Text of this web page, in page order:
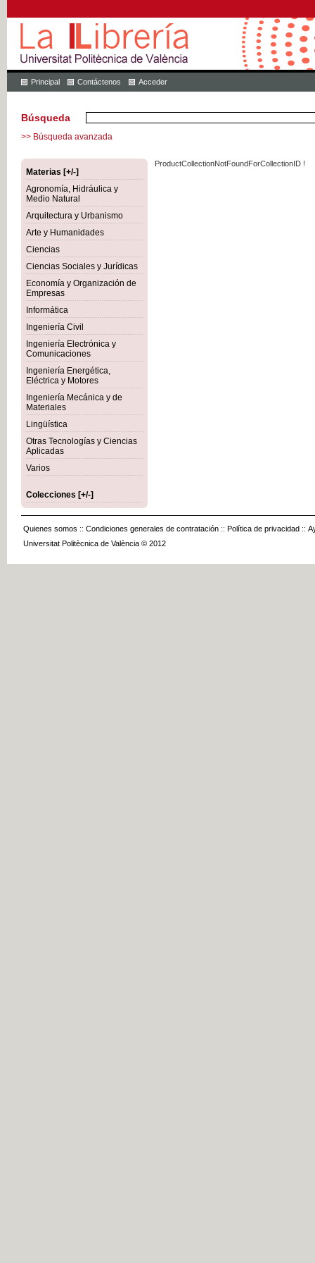
Principal Contáctenos Acceder
Búsqueda
>> Búsqueda avanzada
Materias [+/-]
Agronomía, Hidráulica y
Medio Natural
Arquitectura y Urbanismo
Arte y Humanidades
Ciencias
Ciencias Sociales y Jurídicas
Economía y Organización de
Empresas
Informática
Ingeniería Civil
Ingeniería Electrónica y
Comunicaciones
Ingeniería Energética,
Eléctrica y Motores
Ingeniería Mecánica y de
Materiales
Lingüística
Otras Tecnologías y Ciencias
Aplicadas
Varios
Colecciones [+/-]
ProductCollectionNotFoundForCollectionID !
Quienes somos :: Condiciones generales de contratación :: Política de privacidad ::
Universitat Politècnica de València © 2012